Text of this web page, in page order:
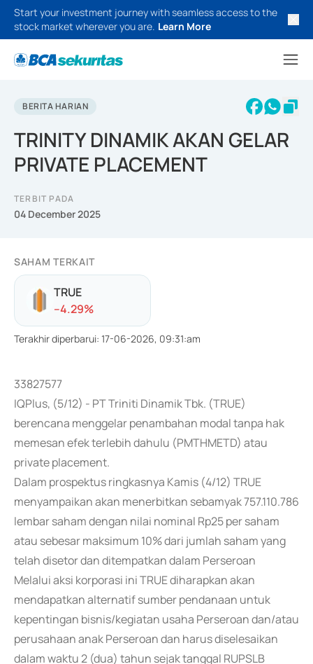
Start your investment journey with seamless access to the
stock market wherever you are. Learn More
BERITA HARIAN
TRINITY DINAMIK AKAN GELAR
PRIVATE PLACEMENT
TERBIT PADA
04 December 2025
SAHAM TERKAIT
TRUE
--4.29%
Terakhir diperbarui: 17-06-2026, 09:31:am
33827577
IQPlus, (5/12) - PT Triniti Dinamik Tbk. (TRUE)
berencana menggelar penambahan modal tanpa hak
memesan efek terlebih dahulu (PMTHMETD) atau
private placement.
Dalam prospektus ringkasnya Kamis (4/12) TRUE
menyampaikan akan menerbitkan sebamyak 757.110.786
lembar saham dengan nilai nominal Rp25 per saham
atau sebesar maksimum 10% dari jumlah saham yang
telah disetor dan ditempatkan dalam Perseroan
Melalui aksi korporasi ini TRUE diharapkan akan
mendapatkan alternatif sumber pendanaan untuk
kepentingan bisnis/kegiatan usaha Perseroan dan/atau
perusahaan anak Perseroan dan harus diselesaikan
dalam waktu 2 (dua) tahun sejak tanggal RUPSLB